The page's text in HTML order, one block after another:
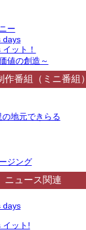
ー
days
ット！
値の創造～
作番組（ミニ番組）
地元できらる
ジング
ニュース関連
days
イット!